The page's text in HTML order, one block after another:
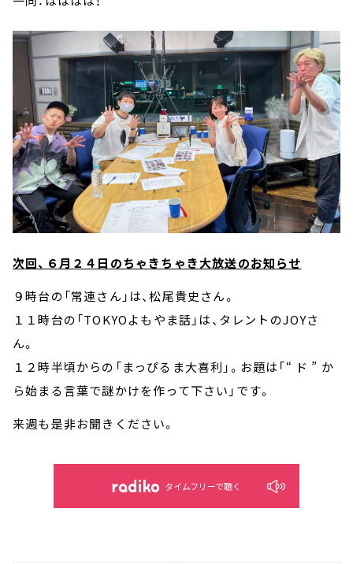
次回、６月２４日のちゃきちゃき大放送のお知らせ
９時台の「常連さん」は、松尾貴史さん。
１１時台の「TOKYOよもやま話」は、タレントのJOYさ
ん。
１２時半頃からの「まっぴるま大喜利」。お題は「“ ド ” か
ら始まる言葉で謎かけを作って下さい」です。
来週も是非お聞きください。
タイムフリーで聴く